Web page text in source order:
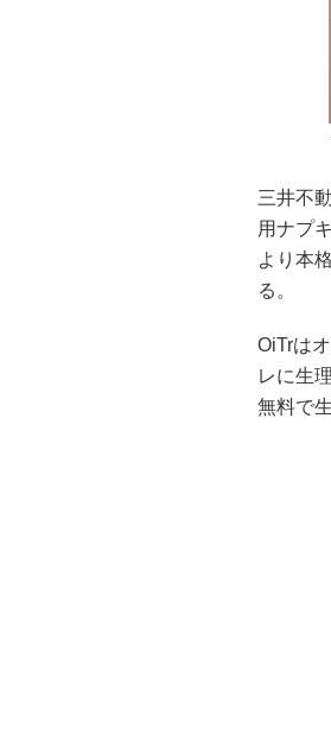
三井不
用ナプ
より本
る。
OiTrは
レに生
無料で